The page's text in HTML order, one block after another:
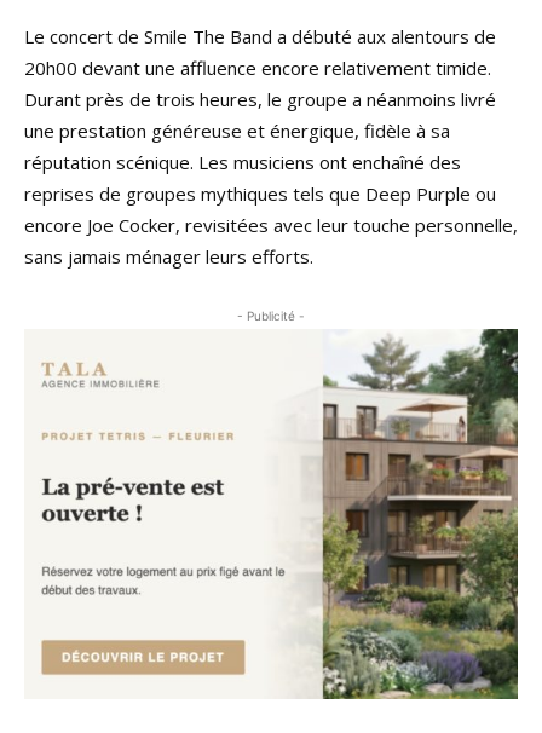
Le concert de Smile The Band a débuté aux alentours de
20h00 devant une affluence encore relativement timide.
Durant près de trois heures, le groupe a néanmoins livré
une prestation généreuse et énergique, fidèle à sa
réputation scénique. Les musiciens ont enchaîné des
reprises de groupes mythiques tels que Deep Purple ou
encore Joe Cocker, revisitées avec leur touche personnelle,
sans jamais ménager leurs efforts.
- Publicité -